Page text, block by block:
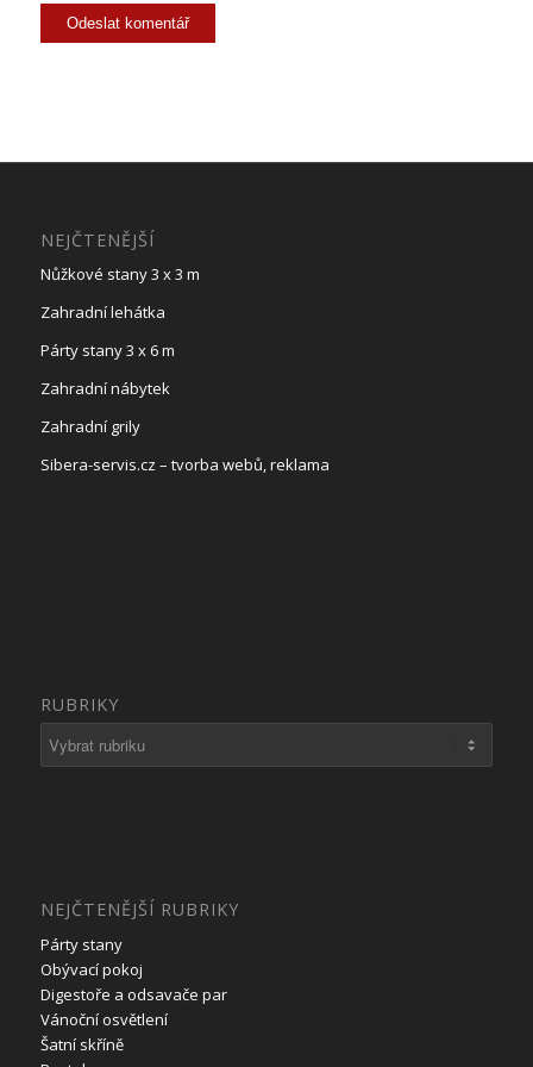
NEJČTENĚJŠÍ
Nůžkové stany 3 x 3 m
Zahradní lehátka
Párty stany 3 x 6 m
Zahradní nábytek
Zahradní grily
Sibera-servis.cz – tvorba webů, reklama
RUBRIKY
NEJČTENĚJŠÍ RUBRIKY
Párty stany
Obývací pokoj
Digestoře a odsavače par
Vánoční osvětlení
Šatní skříně